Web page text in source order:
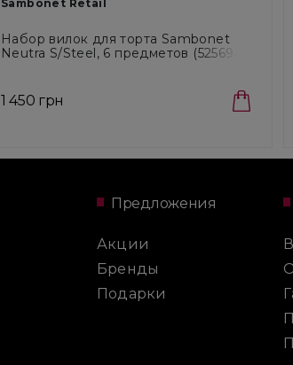
Sambonet Retail
Набор вилок для торта Sambonet
Neutra S/Steel, 6 предметов (52569A55)
1 450 грн
Предложения
Акции
Бренды
Подарки